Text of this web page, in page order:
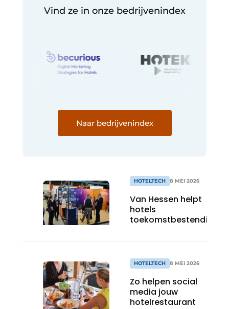
Vind ze in onze bedrijvenindex
Naar bedrijvenindex
HOTELTECH 8 MEI 2026
Van Hessen helpt
hotels
toekomstbestendige
HOTELTECH 8 MEI 2026
Zo helpen social
media jouw
hotelrestaurant